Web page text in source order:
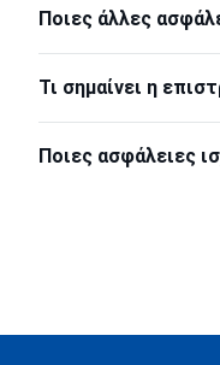
Ποιες άλλες
Τι σημαίνει η
Ποιες ασφάλειες